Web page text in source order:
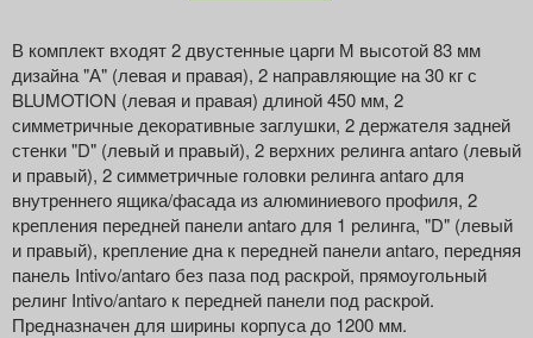
В комплект входят 2 двустенные царги М высотой 83 мм
дизайна "А" (левая и правая), 2 направляющие на 30 кг с
BLUMOTION (левая и правая) длиной 450 мм, 2
симметричные декоративные заглушки, 2 держателя задней
стенки "D" (левый и правый), 2 верхних релинга antaro (левый
и правый), 2 симметричные головки релинга antaro для
внутреннего ящика/фасада из алюминиевого профиля, 2
крепления передней панели antaro для 1 релинга, "D" (левый
и правый), крепление дна к передней панели antaro, передняя
панель Intivo/antaro без паза под раскрой, прямоугольный
релинг Intivo/antaro к передней панели под раскрой.
Предназначен для ширины корпуса до 1200 мм.